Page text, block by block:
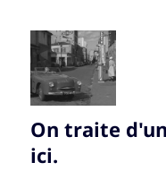
On traite
ici.